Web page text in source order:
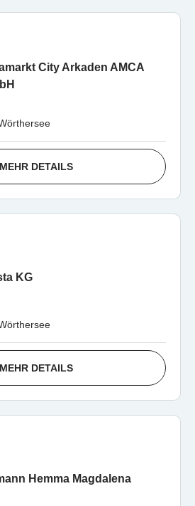
City Arkaden AMCA
MEHR DETAILS
KG
MEHR DETAILS
Hemma Magdalena